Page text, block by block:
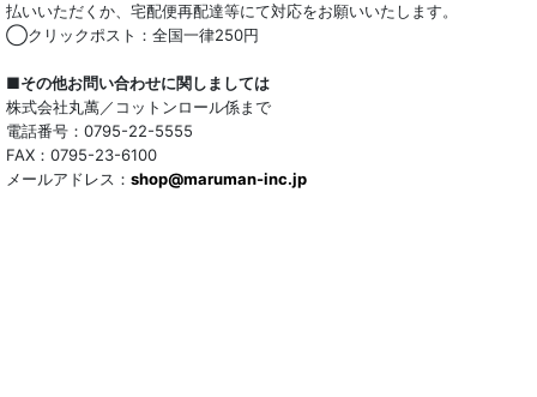
シルク混
ウール混
トリアセテート混
サッカー/クレープ
払いいただくか、宅配便再配達等にて対応をお願いいたします。
◯クリックポスト：全国一律250円
■その他お問い合わせに関しましては
株式会社丸萬／コットンロール係まで
電話番号：0795-22-5555
FAX：0795-23-6100
メールアドレス： shop@maruman-inc.jp